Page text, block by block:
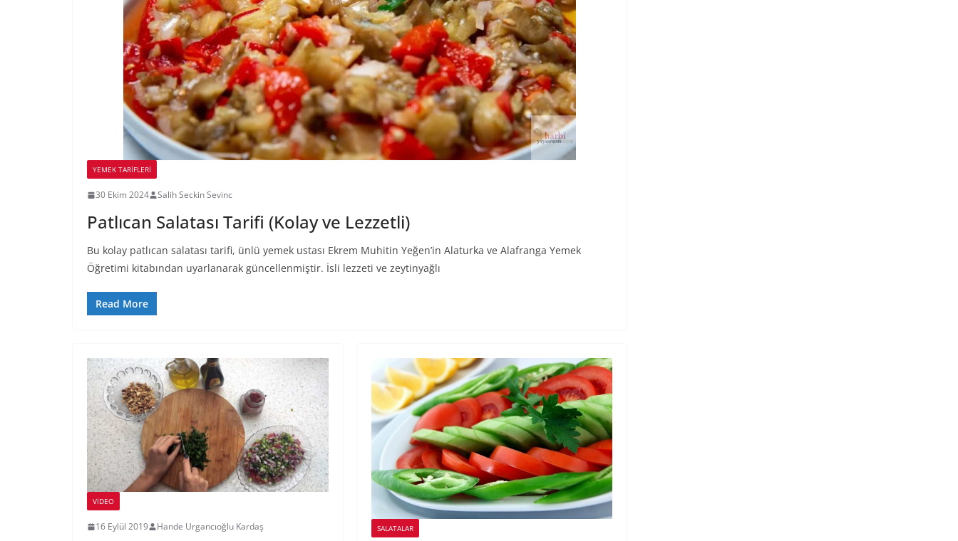
YEMEK TARİFLERİ
30 Ekim 2024 Salih Seckin Sevinc
Patlıcan Salatası Tarifi (Kolay ve Lezzetli)
Bu kolay patlıcan salatası tarifi, ünlü yemek ustası Ekrem Muhitin Yeğen’in Alaturka ve Alafranga Yemek
Öğretimi kitabından uyarlanarak güncellenmiştir. İsli lezzeti ve zeytinyağlı
Read More
VIDEO
16 Eylül 2019 Hande Urgancıoğlu Kardaş SALATALAR